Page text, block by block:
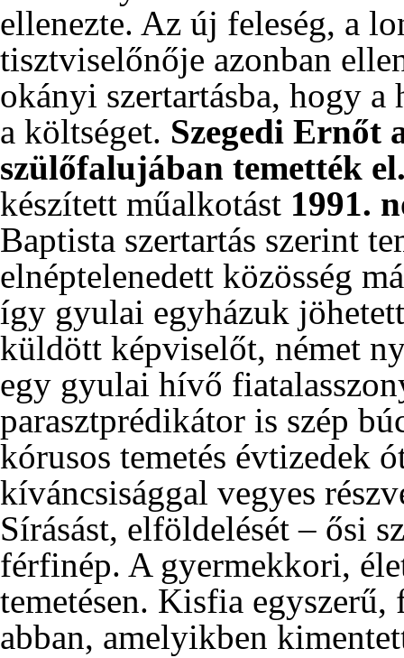
ellenezte. Az új feleség, a
tisztviselőnője azonban
okányi szertartásba, hogy
a költséget. Szegedi Ernőt
szülőfalujában temették
készített műalkotást 1991.
Baptista szertartás szerint
elnéptelenedett közösség
így gyulai egyházuk
küldött képviselőt, német
egy gyulai hívő
parasztprédikátor is szép
kórusos temetés évtizedek
kíváncsisággal vegyes
Sírásást, elföldelését – ősi
férfinép. A gyermekkori,
temetésen. Kisfia
abban, amelyikben